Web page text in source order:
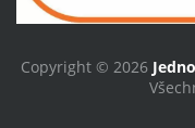
Copyright © 2026